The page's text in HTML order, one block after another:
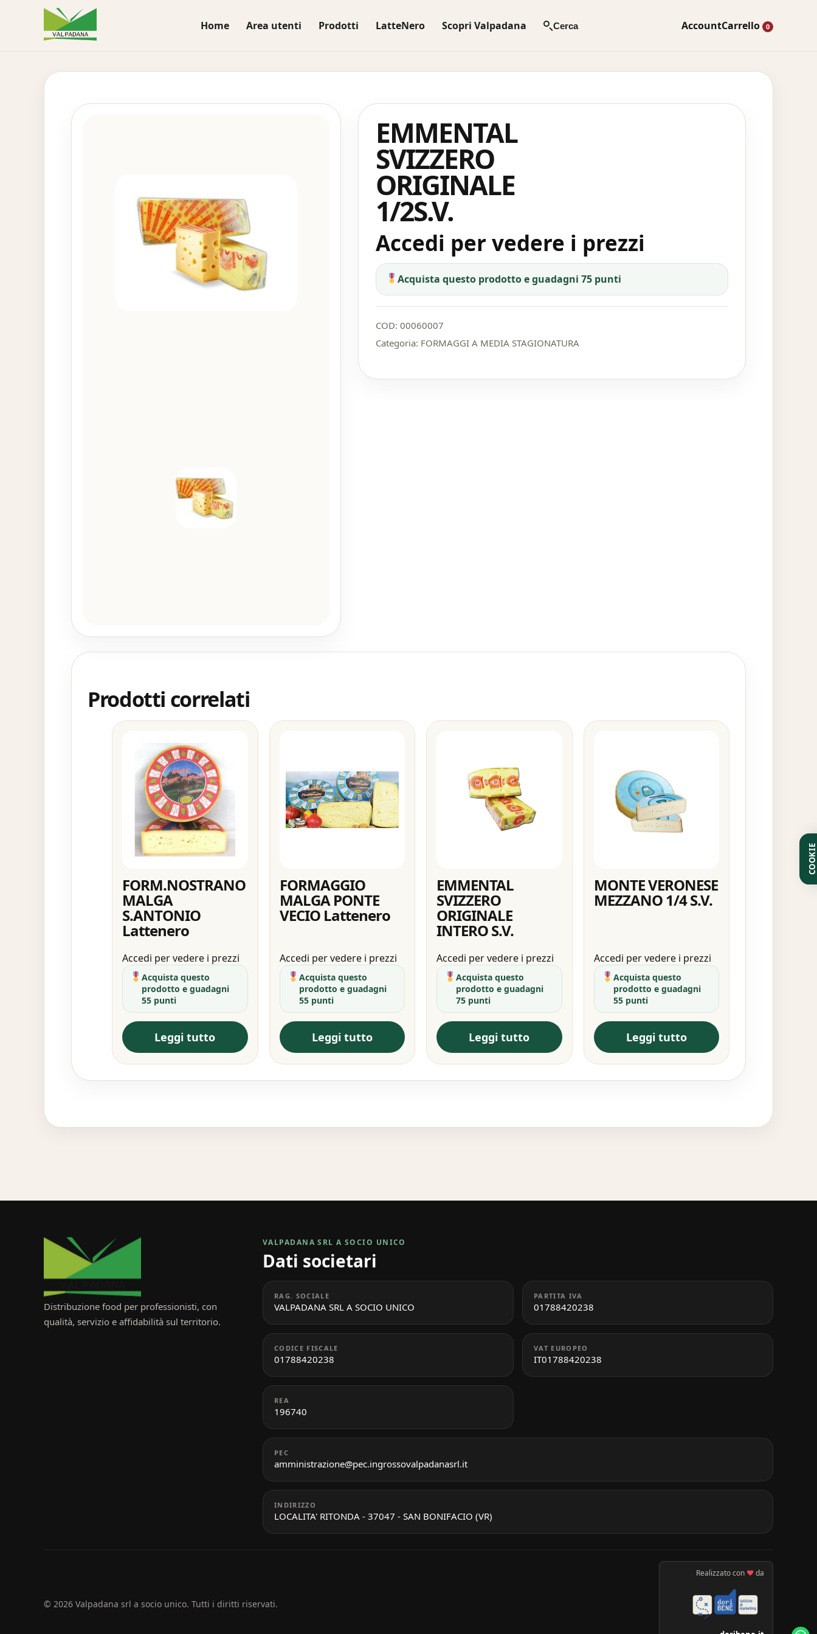
Home Area utenti Prodotti LatteNero Scopri Valpadana Cerca AccountCarrello 0
EMMENTAL
SVIZZERO
ORIGINALE
1/2S.V.
Accedi per vedere i prezzi
Acquista questo prodotto e guadagni 75 punti
COD: 00060007
Categoria: FORMAGGI A MEDIA STAGIONATURA
Prodotti correlati
FORM.NOSTRANO
MALGA
S.ANTONIO
Lattenero
Accedi per vedere i prezzi
Acquista questo
prodotto e guadagni
55 punti
Leggi tutto
FORMAGGIO
MALGA PONTE
VECIO Lattenero
Accedi per vedere i prezzi
Acquista questo
prodotto e guadagni
55 punti
Leggi tutto
EMMENTAL
SVIZZERO
ORIGINALE
INTERO S.V.
Accedi per vedere i prezzi
Acquista questo
prodotto e guadagni
75 punti
Leggi tutto
MONTE VERONESE
MEZZANO 1/4 S.V.
Accedi per vedere i prezzi
Acquista questo
prodotto e guadagni
55 punti
Leggi tutto
Distribuzione food per professionisti, con
qualità, servizio e affidabilità sul territorio.
VALPADANA SRL A SOCIO UNICO
Dati societari
RAG. SOCIALE
VALPADANA SRL A SOCIO UNICO
PARTITA IVA
01788420238
CODICE FISCALE
01788420238
VAT EUROPEO
IT01788420238
REA
196740
PEC
amministrazione@pec.ingrossovalpadanasrl.it
INDIRIZZO
LOCALITA' RITONDA - 37047 - SAN BONIFACIO (VR)
© 2026 Valpadana srl a socio unico. Tutti i diritti riservati.
Realizzato con ♥da
COOKIE